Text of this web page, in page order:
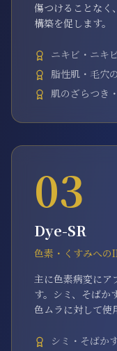
傷つけることなく
構築を促します。
ニキビ・ニキ
脂性肌・毛穴
肌のざらつき
03
Dye-SR
色素・くすみへの
主に色素病変にア
す。シミ、そばか
色ムラに対して使
シミ・そばか